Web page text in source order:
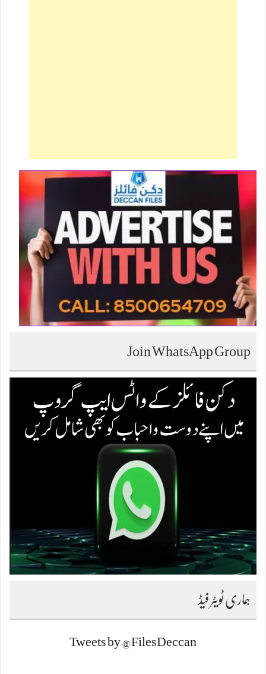
Join WhatsApp Group
ہماری ٹویٹر فیڈ
Tweets by @FilesDeccan